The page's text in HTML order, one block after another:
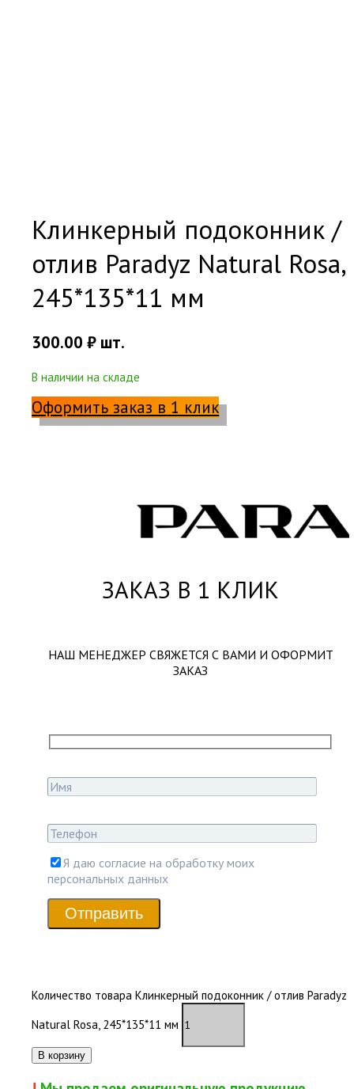
Клинкерный подоконник /
отлив Paradyz Natural Rosa,
245*135*11 мм
300.00₽ шт.
В наличии на складе
Оформить заказ в 1 клик
ЗАКАЗ В 1 КЛИК
НАШ МЕНЕДЖЕР СВЯЖЕТСЯ С ВАМИ И ОФОРМИТ
ЗАКАЗ
Я даю согласие на обработку моих
персональных данных
Отправить
Количество товара Клинкерный подоконник / отлив Paradyz
Natural Rosa, 245*135*11 мм
В корзину